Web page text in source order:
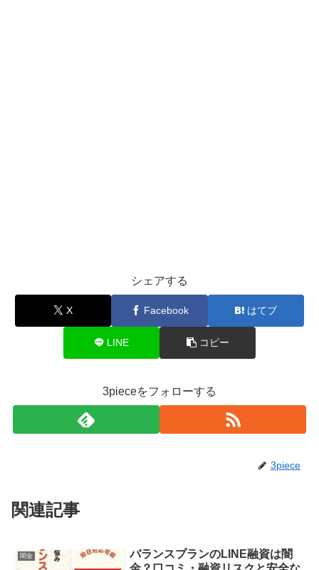
シェアする
X Facebook はてブ
LINE コピー
3pieceをフォローする
3piece
関連記事
闇金
バランスプランのLINE融資は闇